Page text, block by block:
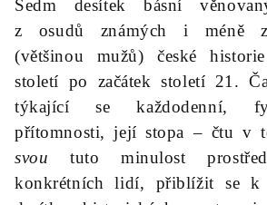
Sedm desítek básní
z osudů známých i méně
(většinou mužů) české
století po začátek století 21.
týkající se každodenní,
přítomnosti, její stopa – čtu v
svou tuto minulost
konkrétních lidí, přiblížit se